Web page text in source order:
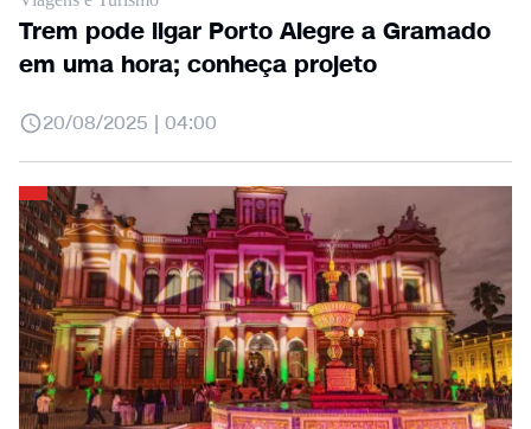
Trem pode ligar Porto Alegre a Gramado
em uma hora; conheça projeto
20/08/2025 | 04:00